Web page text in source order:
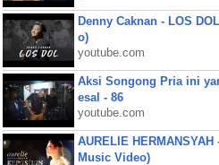
Denny Caknan - LOS
o)
youtube.com
Aksi Songong Pria ini
esal - 86
youtube.com
AURELIE
Music Video)